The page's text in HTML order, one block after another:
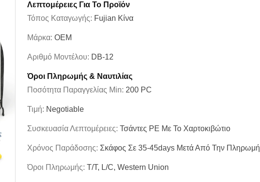
Λεπτομέρειες Για Το Προϊόν
Τόπος Καταγωγής: Fujian Κίνα
Μάρκα: OEM
Αριθμό Μοντέλου: DB-12
Όροι Πληρωμής & Ναυτιλίας
Ποσότητα Παραγγελίας Min: 200 PC
Τιμή: Negotiable
Συσκευασία Λεπτομέρειες: Τσάντες PE Με Το Χαρτοκιβώτιο
Χρόνος Παράδοσης: Σκάφος Σε 35-45days Μετά Από Την Πληρωμή
Όροι Πληρωμής: T/T, L/C, Western Union